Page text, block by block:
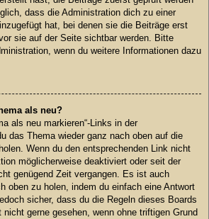
dass die Administration dich zu einer
hat, bei denen sie die Beiträge erst
sie auf der Seite sichtbar werden. Bitte
wenn du weitere Informationen dazu
als neu?
als neu markieren“-Links in der
das Thema wieder ganz nach oben auf die
Wenn du den entsprechenden Link nicht
möglicherweise deaktiviert oder seit der
genügend Zeit vergangen. Es ist auch
oben zu holen, indem du einfach eine Antwort
sicher, dass du die Regeln dieses Boards
gerne gesehen, wenn ohne triftigen Grund